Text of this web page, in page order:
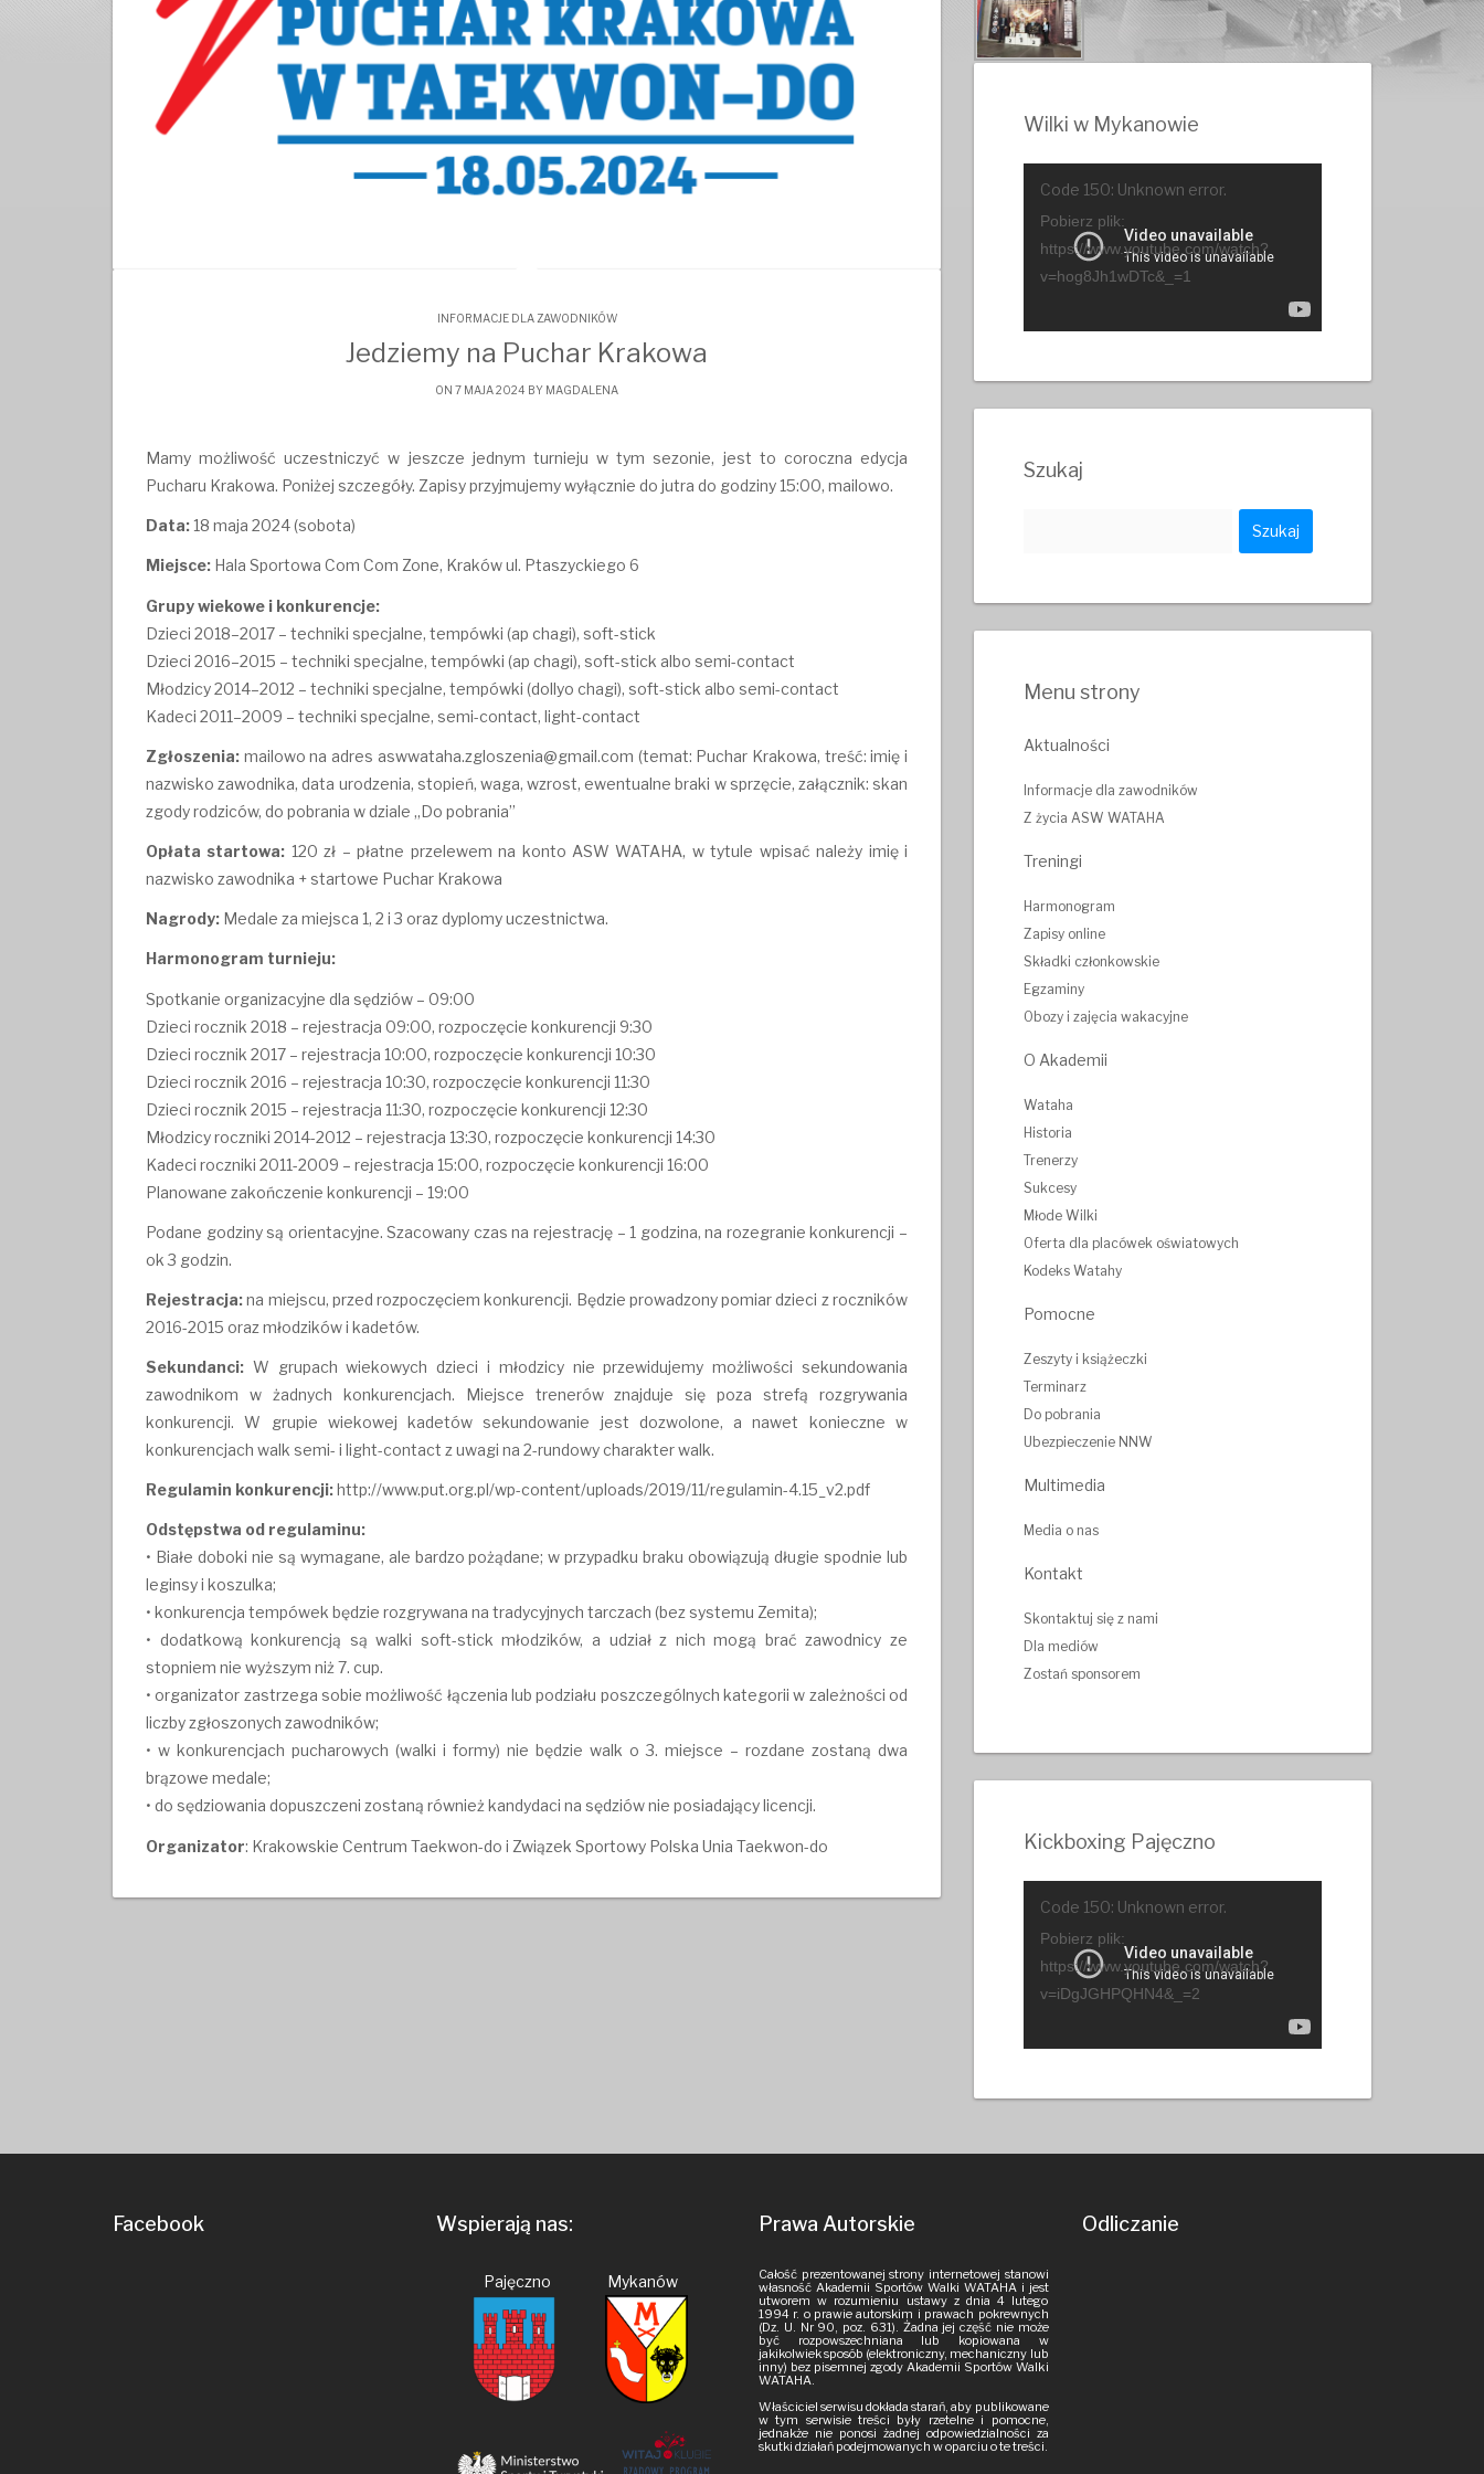
INFORMACJE DLA ZAWODNIKÓW
Jedziemy na Puchar Krakowa
ON 7 MAJA 2024 BY MAGDALENA
Mamy możliwość uczestniczyć w jeszcze jednym turnieju w tym sezonie, jest to coroczna edycja
Pucharu Krakowa. Poniżej szczegóły. Zapisy przyjmujemy wyłącznie do jutra do godziny 15:00, mailowo.
Data: 18 maja 2024 (sobota)
Miejsce: Hala Sportowa Com Com Zone, Kraków ul. Ptaszyckiego 6
Grupy wiekowe i konkurencje:
Dzieci 2018–2017 – techniki specjalne, tempówki (ap chagi), soft-stick
Dzieci 2016–2015 – techniki specjalne, tempówki (ap chagi), soft-stick albo semi-contact
Młodzicy 2014–2012 – techniki specjalne, tempówki (dollyo chagi), soft-stick albo semi-contact
Kadeci 2011–2009 – techniki specjalne, semi-contact, light-contact
Zgłoszenia: mailowo na adres aswwataha.zgloszenia@gmail.com (temat: Puchar Krakowa, treść: imię i
nazwisko zawodnika, data urodzenia, stopień, waga, wzrost, ewentualne braki w sprzęcie, załącznik: skan
zgody rodziców, do pobrania w dziale „Do pobrania”
Opłata startowa: 120 zł – płatne przelewem na konto ASW WATAHA, w tytule wpisać należy imię i
nazwisko zawodnika + startowe Puchar Krakowa
Nagrody: Medale za miejsca 1, 2 i 3 oraz dyplomy uczestnictwa.
Harmonogram turnieju:
Spotkanie organizacyjne dla sędziów – 09:00
Dzieci rocznik 2018 – rejestracja 09:00, rozpoczęcie konkurencji 9:30
Dzieci rocznik 2017 – rejestracja 10:00, rozpoczęcie konkurencji 10:30
Dzieci rocznik 2016 – rejestracja 10:30, rozpoczęcie konkurencji 11:30
Dzieci rocznik 2015 – rejestracja 11:30, rozpoczęcie konkurencji 12:30
Młodzicy roczniki 2014-2012 – rejestracja 13:30, rozpoczęcie konkurencji 14:30
Kadeci roczniki 2011-2009 – rejestracja 15:00, rozpoczęcie konkurencji 16:00
Planowane zakończenie konkurencji – 19:00
Podane godziny są orientacyjne. Szacowany czas na rejestrację – 1 godzina, na rozegranie konkurencji –
ok 3 godzin.
Rejestracja:na miejscu, przed rozpoczęciem konkurencji. Będzie prowadzony pomiar dzieci z roczników
2016-2015 oraz młodzików i kadetów.
Sekundanci: W grupach wiekowych dzieci i młodzicy nie przewidujemy możliwości sekundowania
zawodnikom w żadnych konkurencjach. Miejsce trenerów znajduje się poza strefą rozgrywania
konkurencji. W grupie wiekowej kadetów sekundowanie jest dozwolone, a nawet konieczne w
konkurencjach walk semi- i light-contact z uwagi na 2-rundowy charakter walk.
Regulamin konkurencji:http://www.put.org.pl/wp-content/uploads/2019/11/regulamin-4.15_v2.pdf
Odstępstwa od regulaminu:
• Białe doboki nie są wymagane, ale bardzo pożądane; w przypadku braku obowiązują długie spodnie lub
leginsy i koszulka;
• konkurencja tempówek będzie rozgrywana na tradycyjnych tarczach (bez systemu Zemita);
• dodatkową konkurencją są walki soft-stick młodzików, a udział z nich mogą brać zawodnicy ze
stopniem nie wyższym niż 7. cup.
• organizator zastrzega sobie możliwość łączenia lub podziału poszczególnych kategorii w zależności od
liczby zgłoszonych zawodników;
• w konkurencjach pucharowych (walki i formy) nie będzie walk o 3. miejsce – rozdane zostaną dwa
brązowe medale;
• do sędziowania dopuszczeni zostaną również kandydaci na sędziów nie posiadający licencji.
Organizator: Krakowskie Centrum Taekwon-do i Związek Sportowy Polska Unia Taekwon-do
Wilki w Mykanowie
Code 150: Unknown error.
Pobierz plik:
https://www.youtube.com/watch?
v=hog8Jh1wDTc&_=1
Szukaj
Menu strony
Aktualności
Informacje dla zawodników
Z życia ASW WATAHA
Treningi
Harmonogram
Zapisy online
Składki członkowskie
Egzaminy
Obozy i zajęcia wakacyjne
O Akademii
Wataha
Historia
Trenerzy
Sukcesy
Młode Wilki
Oferta dla placówek oświatowych
Kodeks Watahy
Pomocne
Zeszyty i książeczki
Terminarz
Do pobrania
Ubezpieczenie NNW
Multimedia
Media o nas
Kontakt
Skontaktuj się z nami
Dla mediów
Zostań sponsorem
Kickboxing Pajęczno
Code 150: Unknown error.
Pobierz plik:
https://www.youtube.com/watch?
v=iDgJGHPQHN4&_=2
Facebook Wspierają nas:
Pajęczno Mykanów
Prawa Autorskie
Całość prezentowanej strony internetowej stanowi
własność Akademii Sportów Walki WATAHA i jest
utworem w rozumieniu ustawy z dnia 4 lutego
1994 r. o prawie autorskim i prawach pokrewnych
(Dz. U. Nr 90, poz. 631). Żadna jej część nie może
być rozpowszechniana lub kopiowana w
jakikolwiek sposób (elektroniczny, mechaniczny lub
inny) bez pisemnej zgody Akademii Sportów Walki
WATAHA.
Właściciel serwisu dokłada starań, aby publikowane
w tym serwisie treści były rzetelne i pomocne,
jednakże nie ponosi żadnej odpowiedzialności za
skutki działań podejmowanych w oparciu o te treści.
Odliczanie